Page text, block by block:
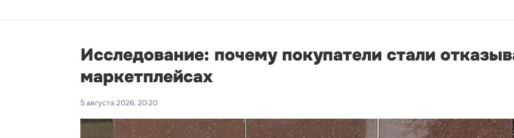
Исследование: почему покупатели стали
маркетплейсах
5 августа 2026, 20:20